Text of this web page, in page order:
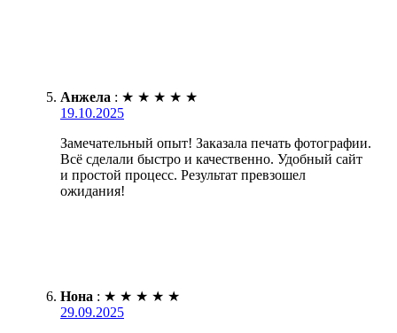
Анжела : ★ ★ ★ ★ ★
19.10.2025
Замечательный опыт! Заказала печать фотографии.
Всё сделали быстро и качественно. Удобный сайт
и простой процесс. Результат превзошел
ожидания!
Нона : ★ ★ ★ ★ ★
29.09.2025